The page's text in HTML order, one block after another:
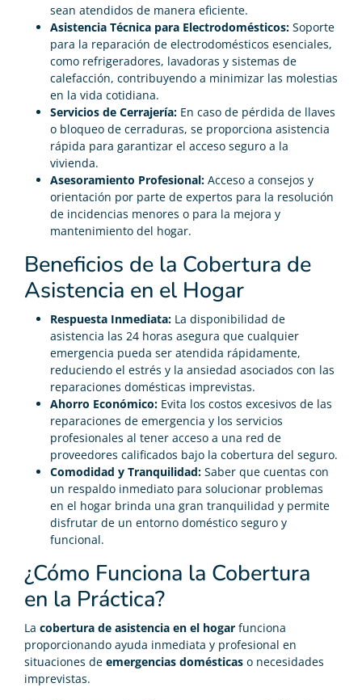
sean atendidos de manera eficiente.
Asistencia Técnica para Electrodomésticos: Soporte
para la reparación de electrodomésticos esenciales,
como refrigeradores, lavadoras y sistemas de
calefacción, contribuyendo a minimizar las molestias
en la vida cotidiana.
Servicios de Cerrajería: En caso de pérdida de llaves
o bloqueo de cerraduras, se proporciona asistencia
rápida para garantizar el acceso seguro a la
vivienda.
Asesoramiento Profesional: Acceso a consejos y
orientación por parte de expertos para la resolución
de incidencias menores o para la mejora y
mantenimiento del hogar.
Beneficios de la Cobertura de
Asistencia en el Hogar
Respuesta Inmediata: La disponibilidad de
asistencia las 24 horas asegura que cualquier
emergencia pueda ser atendida rápidamente,
reduciendo el estrés y la ansiedad asociados con las
reparaciones domésticas imprevistas.
Ahorro Económico: Evita los costos excesivos de las
reparaciones de emergencia y los servicios
profesionales al tener acceso a una red de
proveedores calificados bajo la cobertura del seguro.
Comodidad y Tranquilidad: Saber que cuentas con
un respaldo inmediato para solucionar problemas
en el hogar brinda una gran tranquilidad y permite
disfrutar de un entorno doméstico seguro y
funcional.
¿Cómo Funciona la Cobertura
en la Práctica?
La cobertura de asistencia en el hogar funciona
proporcionando ayuda inmediata y profesional en
situaciones de emergencias domésticas o necesidades
imprevistas.